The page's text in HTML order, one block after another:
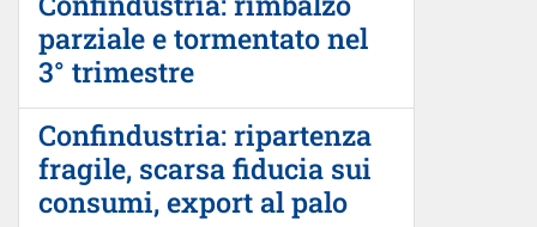
parziale e tormentato nel
3° trimestre
Confindustria: ripartenza
fragile, scarsa fiducia sui
consumi, export al palo